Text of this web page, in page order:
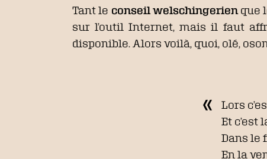
Tant le conseil welschingerienque
sur l’outil Internet, mais il faut
disponible. Alors voilà, quoi, olé,
Lors
Et c’est
Dans le
En la